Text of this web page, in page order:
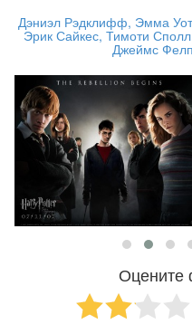
Дэниэл Рэдклифф, Эмма
Эрик Сайкес, Тимоти
Джеймс
Оцените